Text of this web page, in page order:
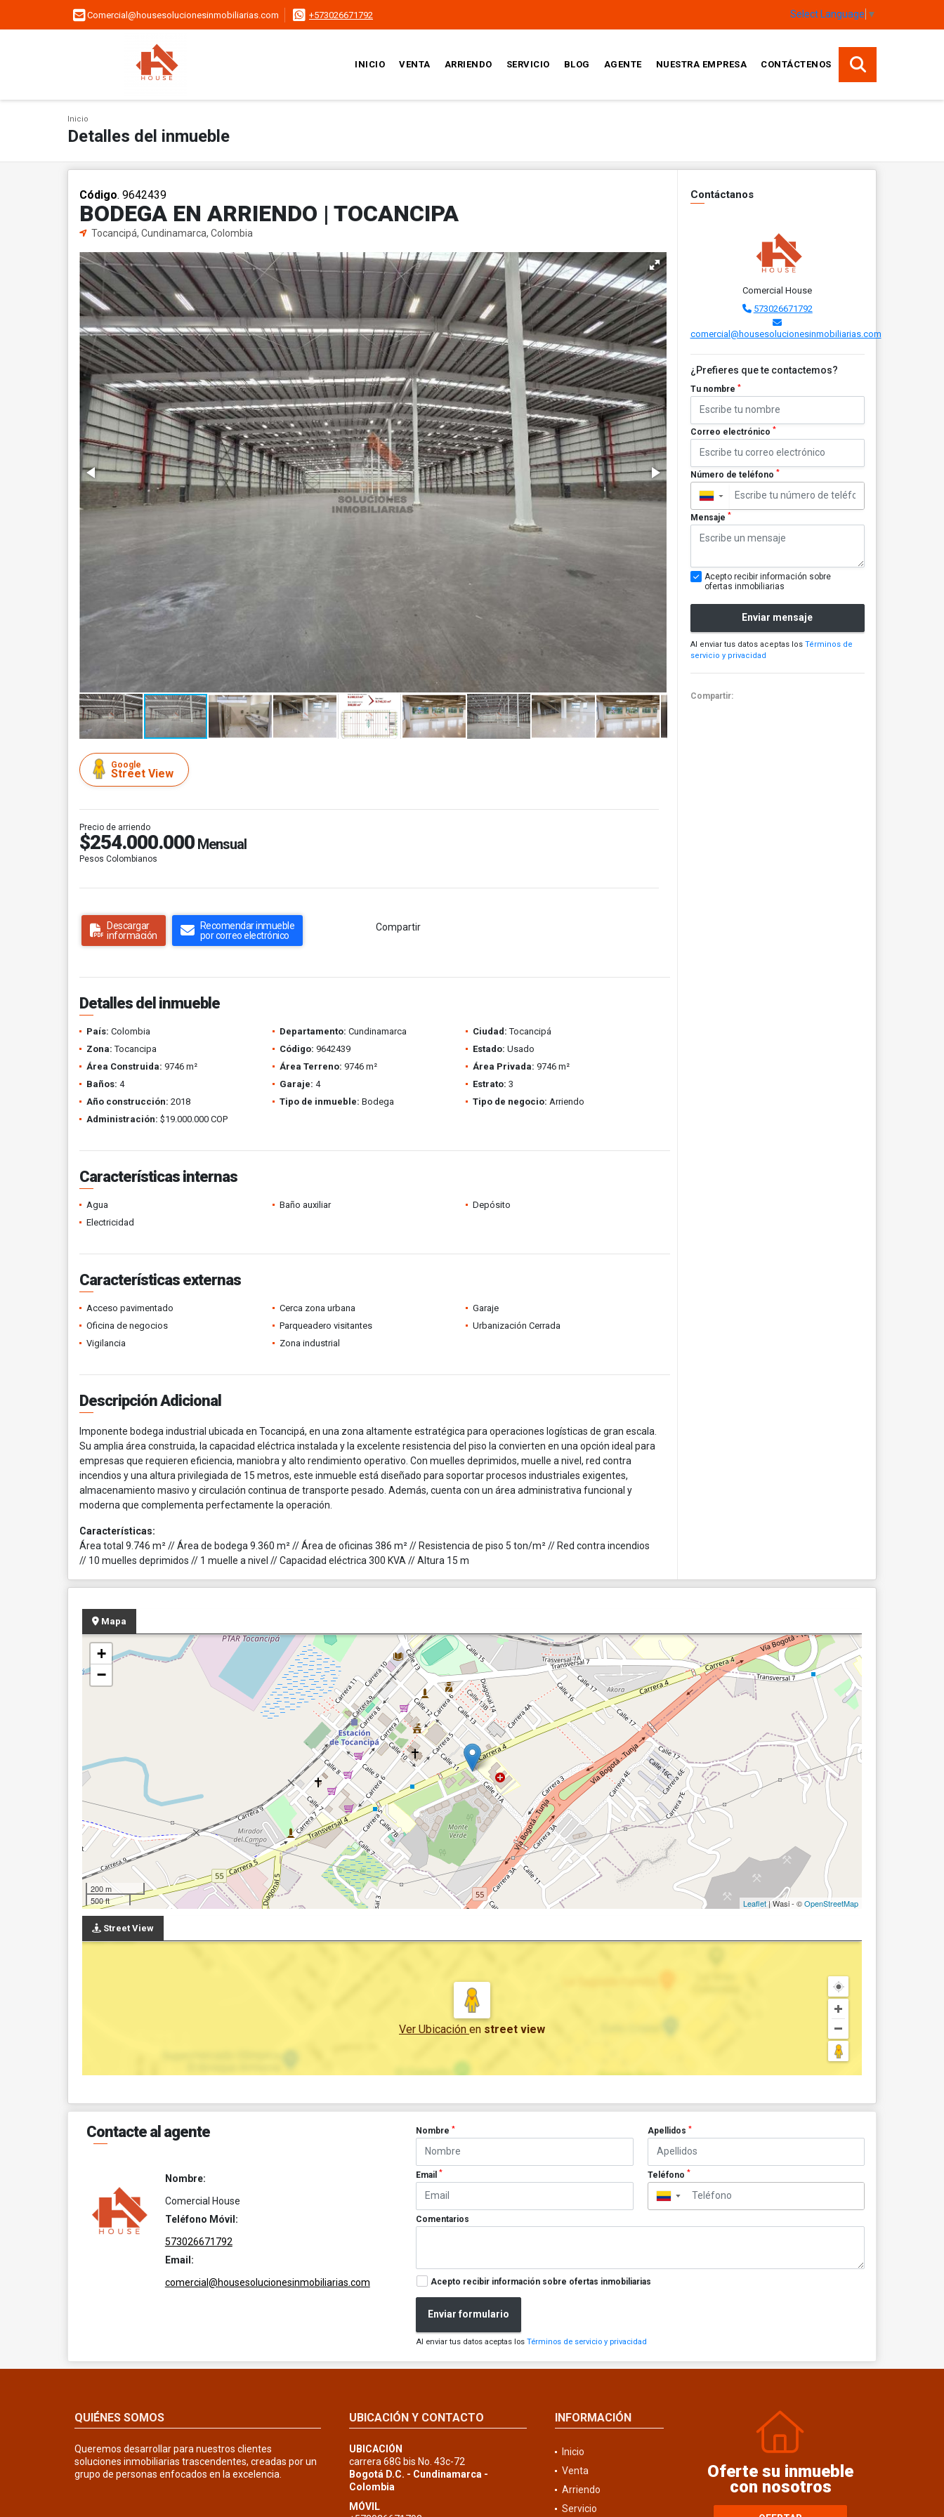
Comercial@housesolucionesinmobiliarias.com +573026671792 Select Language ▼
INICIO VENTA ARRIENDO SERVICIO BLOG AGENTE NUESTRA EMPRESA CONTÁCTENOS
Inicio
Detalles del inmueble
Código. 9642439
BODEGA EN ARRIENDO | TOCANCIPA
Tocancipá, Cundinamarca, Colombia
Google
Street View
Precio de arriendo
$254.000.000 Mensual
Pesos Colombianos
Descargar
información
Recomendar inmueble
por correo electrónico
Compartir
Detalles del inmueble
País: Colombia Departamento: Cundinamarca Ciudad: Tocancipá
Zona: Tocancipa Código: 9642439 Estado: Usado
Área Construida: 9746 m² Área Terreno: 9746 m² Área Privada: 9746 m²
Baños: 4 Garaje: 4 Estrato: 3
Año construcción: 2018 Tipo de inmueble: Bodega Tipo de negocio: Arriendo
Administración: $19.000.000 COP
Características internas
Agua Baño auxiliar
Depósito
Electricidad
Características externas
Acceso pavimentado Cerca zona urbana
Garaje
Oficina de negocios
Parqueadero visitantes
Urbanización Cerrada
Vigilancia
Zona industrial
Descripción Adicional
Imponente bodega industrial ubicada en Tocancipá, en una zona altamente estratégica para operaciones logísticas de gran escala.
Su amplia área construida, la capacidad eléctrica instalada y la excelente resistencia del piso la convierten en una opción ideal para
empresas que requieren eficiencia, maniobra y alto rendimiento operativo. Con muelles deprimidos, muelle a nivel, red contra
incendios y una altura privilegiada de 15 metros, este inmueble está diseñado para soportar procesos industriales exigentes,
almacenamiento masivo y circulación continua de transporte pesado. Además, cuenta con un área administrativa funcional y
moderna que complementa perfectamente la operación.
Características:
Área total 9.746 m² // Área de bodega 9.360 m² // Área de oficinas 386 m² // Resistencia de piso 5 ton/m² // Red contra incendios
// 10 muelles deprimidos // 1 muelle a nivel // Capacidad eléctrica 300 KVA // Altura 15 m
Contáctanos
Comercial House
573026671792
comercial@housesolucionesinmobiliarias.com
¿Prefieres que te contactemos?
Tu nombre *
Correo electrónico *
Número de teléfono *
▼
Mensaje *
Acepto recibir información sobre
ofertas inmobiliarias
Enviar mensaje
Al enviar tus datos aceptas los Términos de
servicio y privacidad
Compartir:
Mapa
+
−
200 m
500 ft
Leaflet | Wasi - ©OpenStreetMap
Street View
Ver Ubicación en street view
Contacte al agente
Nombre:
Comercial House
Teléfono Móvil:
573026671792
Email:
comercial@housesolucionesinmobiliarias.com
Nombre* Apellidos *
Email* Teléfono *
▼
Comentarios
Acepto recibir información sobre ofertas inmobiliarias
Enviar formulario
Al enviar tus datos aceptas losTérminos de servicio y privacidad
QUIÉNES SOMOS
Queremos desarrollar para nuestros clientes
soluciones inmobiliarias trascendentes, creadas por un
grupo de personas enfocados en la excelencia.
UBICACIÓN Y CONTACTO
UBICACIÓN
carrera 68G bis No. 43c-72
Bogotá D.C. - Cundinamarca -
Colombia
MÓVIL
INFORMACIÓN
Inicio
Venta
Arriendo
Servicio
Oferte su inmueble
con nosotros